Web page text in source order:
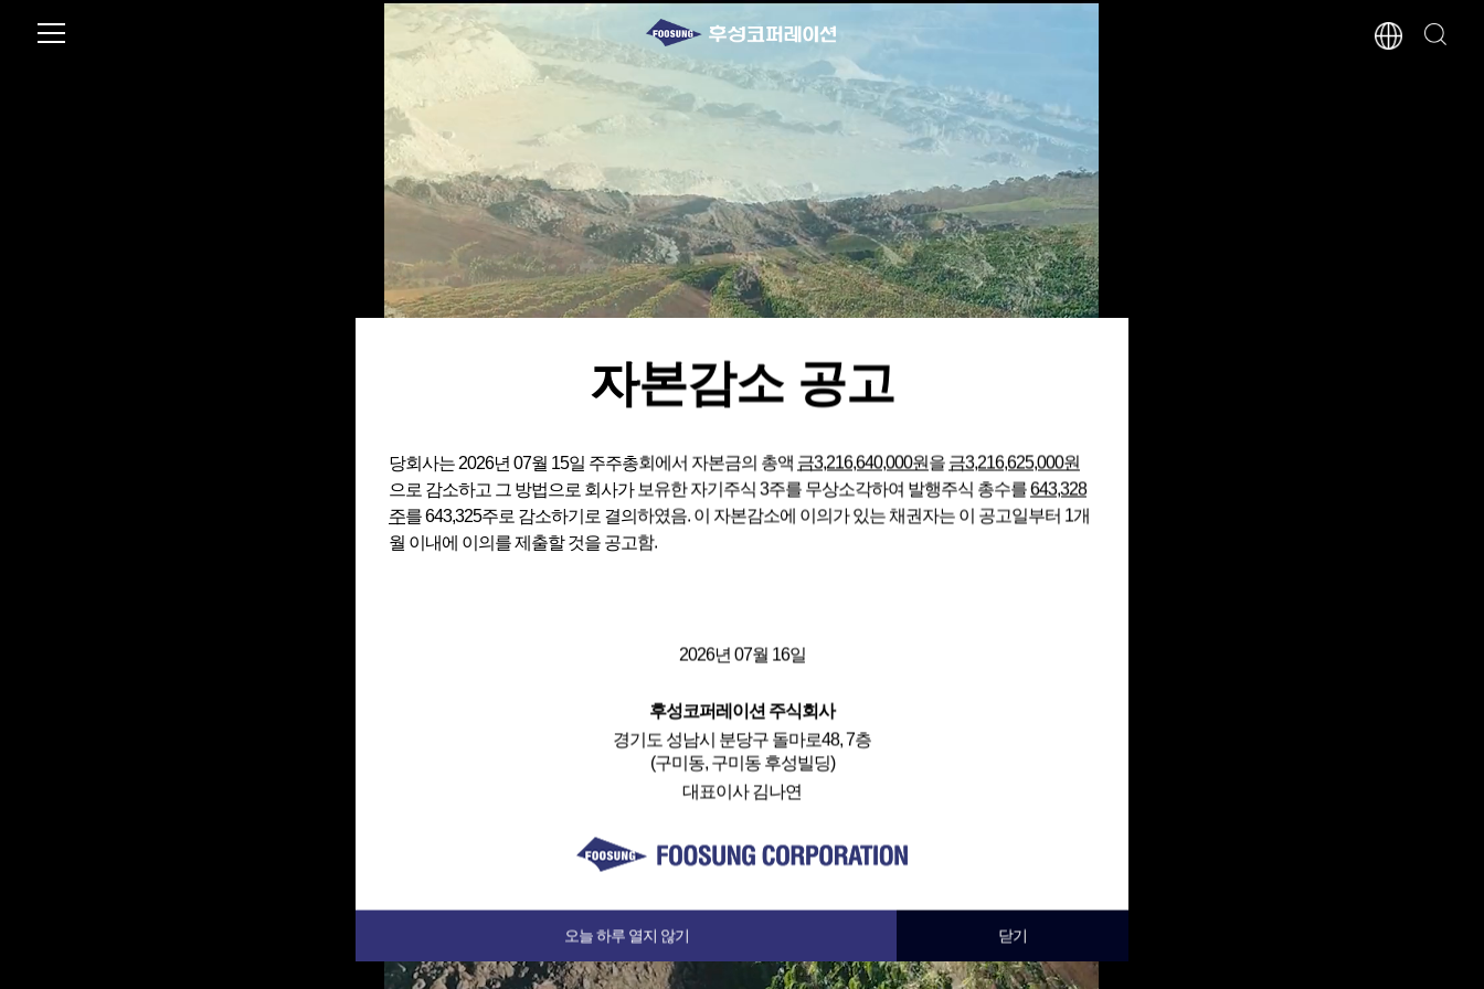
자본감소 공고
당회사는 2026년 07월 15일 주주총회에서 자본금의 총액 금3,216,640,000원을 금3,216,625,000원
으로 감소하고 그 방법으로 회사가 보유한 자기주식 3주를 무상소각하여 발행주식 총수를643,328
주를 643,325주로 감소하기로 결의하였음. 이 자본감소에 이의가 있는 채권자는 이 공고일부터 1개
월 이내에 이의를 제출할 것을 공고함.
2026년 07월 16일
후성코퍼레이션 주식회사
경기도 성남시 분당구 돌마로48, 7층
(구미동, 구미동 후성빌딩)
대표이사 김나연
오늘 하루 열지 않기 닫기